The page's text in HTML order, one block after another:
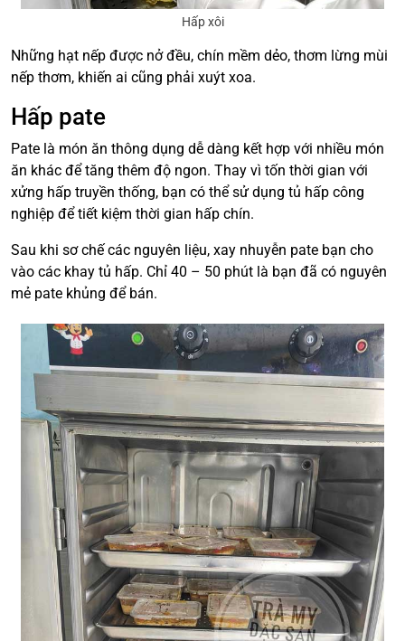
Hấp xôi
Những hạt nếp được nở đều, chín mềm dẻo, thơm lừng mùi
nếp thơm, khiến ai cũng phải xuýt xoa.
Hấp pate
Pate là món ăn thông dụng dễ dàng kết hợp với nhiều món
ăn khác để tăng thêm độ ngon. Thay vì tốn thời gian với
xửng hấp truyền thống, bạn có thể sử dụng tủ hấp công
nghiệp để tiết kiệm thời gian hấp chín.
Sau khi sơ chế các nguyên liệu, xay nhuyễn pate bạn cho
vào các khay tủ hấp. Chỉ 40 – 50 phút là bạn đã có nguyên
mẻ pate khủng để bán.